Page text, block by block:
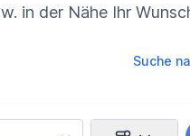
in der Nähe Ihr
Suche